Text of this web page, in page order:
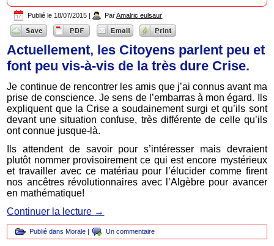
Publié le 18/07/2015 | Par Amalric eulsaur
Actuellement, les Citoyens parlent peu et
font peu vis-à-vis de la très dure Crise.
Je continue de rencontrer les amis que j’ai connus avant ma
prise de conscience. Je sens de l’embarras à mon égard. Ils
expliquent que la Crise a soudainement surgi et qu’ils sont
devant une situation confuse, très différente de celle qu’ils
ont connue jusque-là.
Ils attendent de savoir pour s’intéresser mais devraient
plutôt nommer provisoirement ce qui est encore mystérieux
et travailler avec ce matériau pour l’élucider comme firent
nos ancêtres révolutionnaires avec l’Algèbre pour avancer
en mathématique!
Continuer la lecture →
Publié dans Morale | Un commentaire